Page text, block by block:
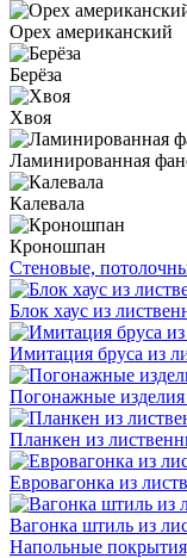
Орех американский
Берёза
Хвоя
Ламинированная
Калевала
Кроношпан
Стеновые,
Блок хаус из
Имитация бруса из
Погонажные
Планкен из
Евровагонка из
Вагонка штиль из
Напольные